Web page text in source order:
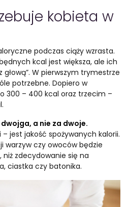
kobieta w
podczas ciąży wzrasta.
kcal jest większa, ale ich
głową”. W pierwszym trymestrze
potrzebne. Dopiero w
300 – 400 kcal oraz trzecim –
a nie za dwoje.
jest jakość spożywanych kalorii.
warzyw czy owoców będzie
niż zdecydowanie się na
ciastka czy batonika.